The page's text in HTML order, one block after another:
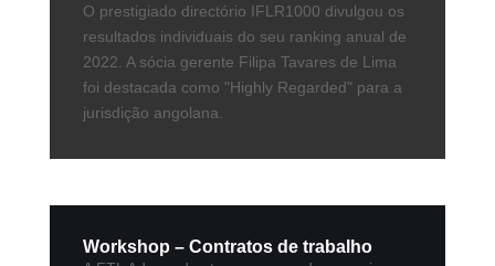
O prestigiado directório IFLR1000 divulgou os
resultados individuais do seu ranking anual de
2022. A sócia gerente Filipa Tavares de Lima
foi destacada como "Highly Regarded" para a
jurisdição angolana.
Workshop – Contratos de trabalho